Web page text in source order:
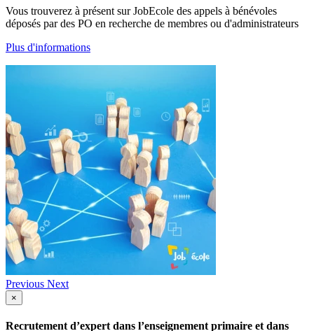
Vous trouverez à présent sur JobEcole des appels à bénévoles
déposés par des PO en recherche de membres ou d'administrateurs
Plus d'informations
Previous Next
×
Recrutement d’expert dans l’enseignement primaire et dans